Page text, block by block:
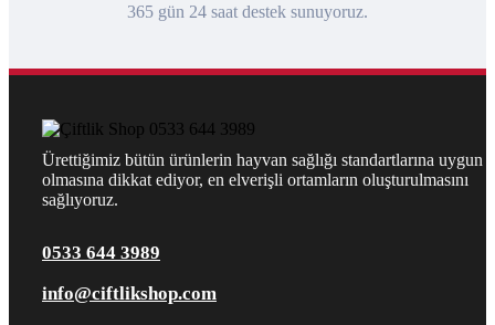
365 gün 24 saat destek sunuyoruz.
Ürettiğimiz bütün ürünlerin hayvan sağlığı standartlarına uygun
olmasına dikkat ediyor, en elverişli ortamların oluşturulmasını
sağlıyoruz.
0533 644 3989
info@ciftlikshop.com